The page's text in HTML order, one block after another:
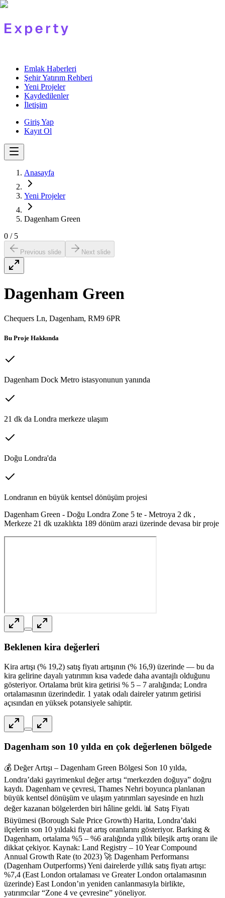
Emlak Haberleri
Şehir Yatırım Rehberi
Yeni Projeler
Kaydedilenler
İletişim
Giriş Yap
Kayıt Ol
Anasayfa
Yeni Projeler
Dagenham Green
0 / 5
Previous slide Next slide
Dagenham Green
Chequers Ln, Dagenham, RM9 6PR
Bu Proje Hakkında
Dagenham Dock Metro istasyonunun yanında
21 dk da Londra merkeze ulaşım
Doğu Londra'da
Londranın en büyük kentsel dönüşüm projesi
Dagenham Green - Doğu Londra Zone 5 te - Metroya 2 dk ,
Merkeze 21 dk uzaklıkta 189 dönüm arazi üzerinde devasa bir proje
Beklenen kira değerleri
Kira artışı (% 19,2) satış fiyatı artışının (% 16,9) üzerinde — bu da
kira gelirine dayalı yatırımın kısa vadede daha avantajlı olduğunu
gösteriyor. Ortalama brüt kira getirisi % 5 – 7 aralığında; Londra
ortalamasının üzerindedir. 1 yatak odalı daireler yatırım getirisi
açısından en yüksek potansiyele sahiptir.
Dagenham son 10 yılda en çok değerlenen bölgede
💰 Değer Artışı – Dagenham Green Bölgesi Son 10 yılda,
Londra’daki gayrimenkul değer artışı “merkezden doğuya” doğru
kaydı. Dagenham ve çevresi, Thames Nehri boyunca planlanan
büyük kentsel dönüşüm ve ulaşım yatırımları sayesinde en hızlı
değer kazanan bölgelerden biri hâline geldi. 📊 Satış Fiyatı
Büyümesi (Borough Sale Price Growth) Harita, Londra’daki
ilçelerin son 10 yıldaki fiyat artış oranlarını gösteriyor. Barking &
Dagenham, ortalama %5 – %6 aralığında yıllık bileşik artış oranı ile
dikkat çekiyor. Kaynak: Land Registry – 10 Year Compound
Annual Growth Rate (to 2023) 🚀 Dagenham Performansı
(Dagenham Outperforms) Yeni dairelerde yıllık satış fiyatı artışı:
%7,4 (East London ortalaması ve Greater London ortalamasının
üzerinde) East London’ın yeniden canlanmasıyla birlikte,
yatırımcılar “Zone 4 ve çevresine” yöneliyor.